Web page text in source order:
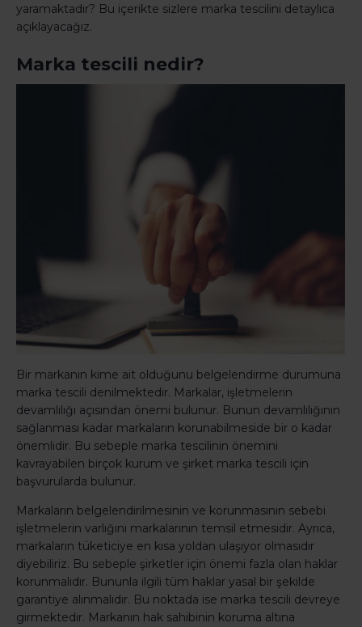
yaramaktadır? Bu içerikte sizlere marka tescilini detaylıca
açıklayacağız.
Marka tescili nedir?
Bir markanın kime ait olduğunu belgelendirme durumuna
marka tescili denilmektedir. Markalar, işletmelerin
devamlılığı açısından önemi bulunur. Bunun devamlılığının
sağlanması kadar markaların korunabilmeside bir o kadar
önemlidir. Bu sebeple marka tescilinin önemini
kavrayabilen birçok kurum ve şirket marka tescili için
başvurularda bulunur.
Markaların belgelendirilmesinin ve korunmasının sebebi
işletmelerin varlığını markalarının temsil etmesidir. Ayrıca,
markaların tüketiciye en kısa yoldan ulaşıyor olmasıdır
diyebiliriz. Bu sebeple şirketler için önemi fazla olan haklar
korunmalıdır. Bununla ilgili tüm haklar yasal bir şekilde
garantiye alınmalıdır. Bu noktada ise marka tescili devreye
girmektedir. Markanın hak sahibinin koruma altına